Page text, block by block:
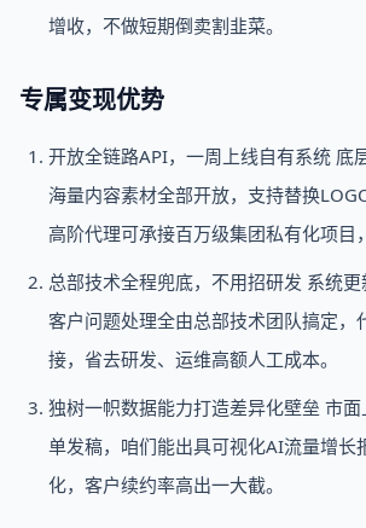
增收，不做短期倒卖割韭菜。
专属变现优势
开放全链路API，一周上线自有系统 底
海量内容素材全部开放，支持替换
高阶代理可承接百万级集团私有化项目
总部技术全程兜底，不用招研发 系统更
客户问题处理全由总部技术团队搞定，
接，省去研发、运维高额人工成本。
独树一帜数据能力打造差异化壁垒 市
单发稿，咱们能出具可视化AI流量增长
化，客户续约率高出一大截。